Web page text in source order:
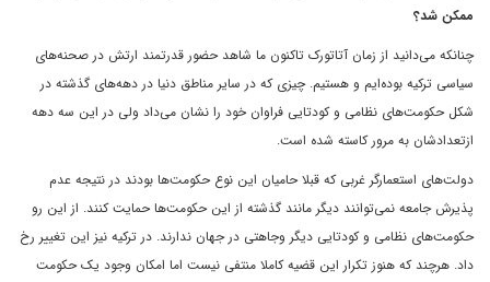
ممکن شد؟
چنانکه می‌دانید از زمان آتاتورک تاکنون ما شاهد حضور قدرتمند ارتش در صحنه‌های
سیاسی ترکیه بوده‌ایم و هستیم. چیزی که در سایر مناطق دنیا در دهه‌های گذشته در
شکل حکومت‌های نظامی‌ و کودتایی فراوان خود را نشان می‌داد ولی در این سه دهه
ازتعدادشان به مرور کاسته شده است.
دولت‌های استعمارگر غربی که قبلا حامیان این نوع حکومت‌ها بودند در نتیجه عدم
پذیرش جامعه نمی‌توانند دیگر مانند گذشته از این حکومت‌ها حمایت کنند. از این رو
حکومت‌های نظامی ‌و کودتایی دیگر وجاهتی در جهان ندارند. در ترکیه نیز این تغییر رخ
داد. هرچند که هنوز تکرار این قضیه کاملا منتفی نیست اما امکان وجود یک حکومت